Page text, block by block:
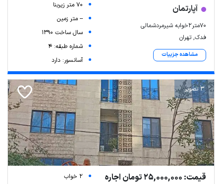
آپارتمان
۷۰متر۲خوابه شیرمردشمالی
فدک, تهران
مشاهده جزییات
70 متر زیربنا
-- متر زمین
سال ساخت 1390
شماره طبقه: 4
آسانسور: دارد
3 تصویر
قیمت: 25,000,000 تومان اجاره
2 خواب